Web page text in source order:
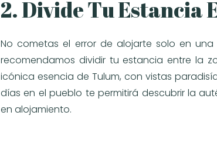
2. Divide Tu Estancia
No cometas el error de alojarte solo en
recomendamos dividir tu estancia entre la
icónica esencia de Tulum, con vistas
días en el pueblo te permitirá descubrir la
en alojamiento.